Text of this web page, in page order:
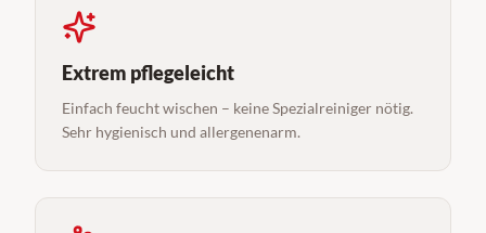
Extrem pflegeleicht
Einfach feucht wischen – keine Spezialreiniger nötig.
Sehr hygienisch und allergenenarm.